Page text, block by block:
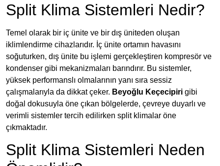
Split Klima Sistemleri Nedir?
Temel olarak bir iç ünite ve bir dış üniteden oluşan
iklimlendirme cihazlarıdır. İç ünite ortamın havasını
soğuturken, dış ünite bu işlemi gerçekleştiren kompresör ve
kondenser gibi mekanizmaları barındırır. Bu sistemler,
yüksek performanslı olmalarının yanı sıra sessiz
çalışmalarıyla da dikkat çeker. Beyoğlu Keçecipiri gibi
doğal dokusuyla öne çıkan bölgelerde, çevreye duyarlı ve
verimli sistemler tercih edilirken split klimalar öne
çıkmaktadır.
Split Klima Sistemleri Neden